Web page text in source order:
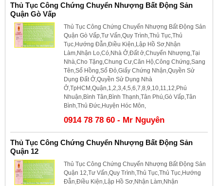
Thủ Tục Công Chứng Chuyển Nhượng Bất Động Sản
Quận Gò Vấp
Thủ Tục Công Chứng Chuyển Nhượng Bất Động Sản
Quận Gò Vấp,Tư Vấn,Quy Trình,Thủ Tục,Thủ
Tục,Hướng Đẫn,Điều Kiện,Lập Hồ Sơ,Nhận
Làm,Nhận Lo,Có,Nhà Ở,Đất ở,Chuyển Nhượng,Tại
Nhà,Cho Tặng,Chung Cư,Căn Hộ,Công Chứng,Sang
Tên,Sổ Hồng,Sổ Đỏ,Giấy Chứng Nhận,Quyền Sử
Dụng Đất Ở,Quyền Sử Dụng Nhà
Ở,TpHCM,Quận,1,2,3,4,5,6,7,8,9,10,11,12,Phú
Nhuận,Bình Tân,Bình Thạnh,Tân Phú,Gò Vấp,Tân
Bình,Thủ Đức,Huyện Hóc Môn,
0914 78 78 60 - Mr Nguyên
Thủ Tục Công Chứng Chuyển Nhượng Bất Động Sản
Quận 12
Thủ Tục Công Chứng Chuyển Nhượng Bất Động Sản
Quận 12,Tư Vấn,Quy Trình,Thủ Tục,Thủ Tục,Hướng
Đẫn,Điều Kiện,Lập Hồ Sơ,Nhận Làm,Nhận